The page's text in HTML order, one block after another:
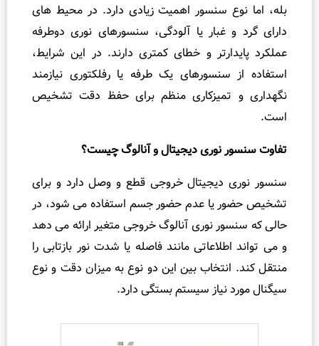
سنسور اهمیت زیادی دارد. در محیط‌ های
غبار یا آلودگی، سنسورهای نوری دوطرفه
و خطای کمتری دارند. در این شرایط،
یک‌ طرفه یا رفلکتوری نیازمند
منظم برای حفظ دقت تشخیص
نوری دیجیتال و آنالوگ چیست؟
دیجیتال خروجی قطع و وصل دارد و برای
یا عدم حضور جسم استفاده می‌ شود، در
نوری آنالوگ خروجی متغیر ارائه می‌ دهد
مانند فاصله یا شدت نور بازتابی را
بین این دو نوع به میزان دقت و نوع
سیستم بستگی دارد.